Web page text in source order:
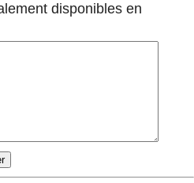
disponibles en